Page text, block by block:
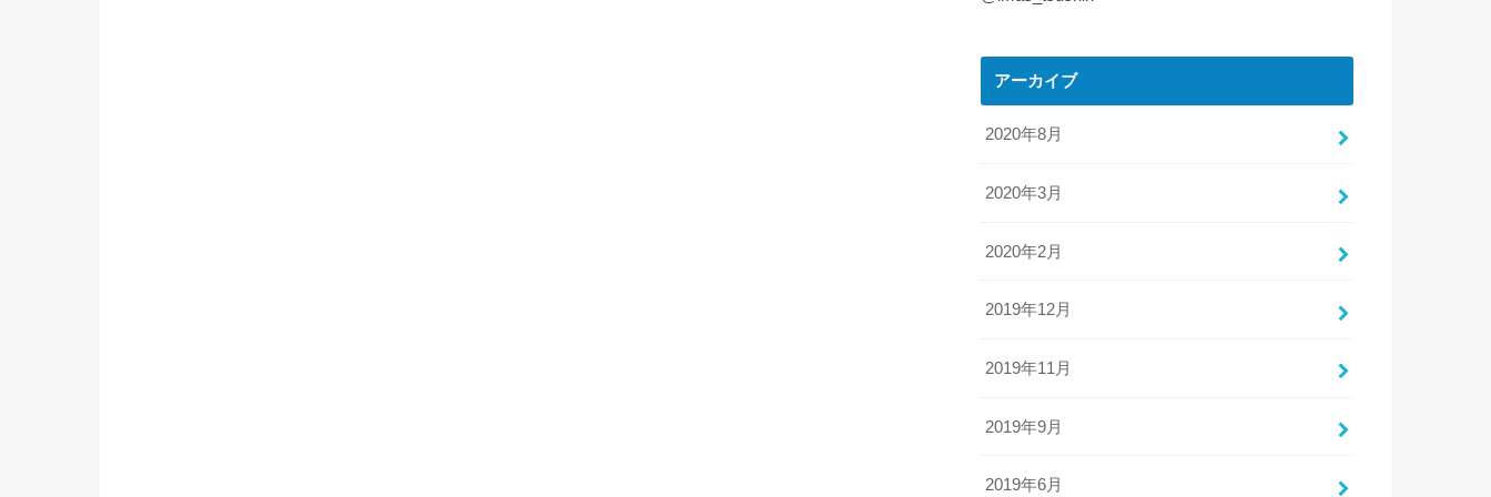
アーカイブ
2020年8月
2020年3月
2020年2月
2019年12月
2019年11月
2019年9月
2019年6月